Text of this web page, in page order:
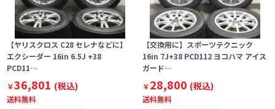
【ヤリスクロス C28 セレナなどに】
エクシーダー 16in 6.5J +38
PCD11…
￥36,801 (税込)
送料無料
【交換用に】スポーツテクニック
16in 7J+38 PCD112 ヨコハマ アイス
ガード…
￥28,800 (税込)
送料無料